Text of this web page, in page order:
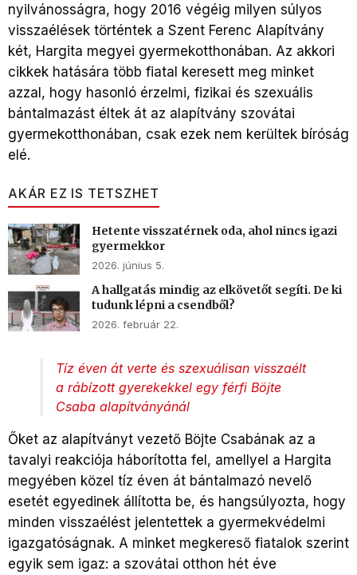
nyilvánosságra, hogy 2016 végéig milyen súlyos
visszaélések történtek a Szent Ferenc Alapítvány
két, Hargita megyei gyermekotthonában. Az akkori
cikkek hatására több fiatal keresett meg minket
azzal, hogy hasonló érzelmi, fizikai és szexuális
bántalmazást éltek át az alapítvány szovátai
gyermekotthonában, csak ezek nem kerültek bíróság
elé.
AKÁR EZ IS TETSZHET
Hetente visszatérnek oda, ahol nincs igazi
gyermekkor
2026. június 5.
A hallgatás mindig az elkövetőt segíti. De ki
tudunk lépni a csendből?
2026. február 22.
Tíz éven át verte és szexuálisan visszaélt
a rábízott gyerekekkel egy férfi Böjte
Csaba alapítványánál
Őket az alapítványt vezető Böjte Csabának az a
tavalyi reakciója háborította fel, amellyel a Hargita
megyében közel tíz éven át bántalmazó nevelő
esetét egyedinek állította be, és hangsúlyozta, hogy
minden visszaélést jelentettek a gyermekvédelmi
igazgatóságnak. A minket megkereső fiatalok szerint
egyik sem igaz: a szovátai otthon hét éve